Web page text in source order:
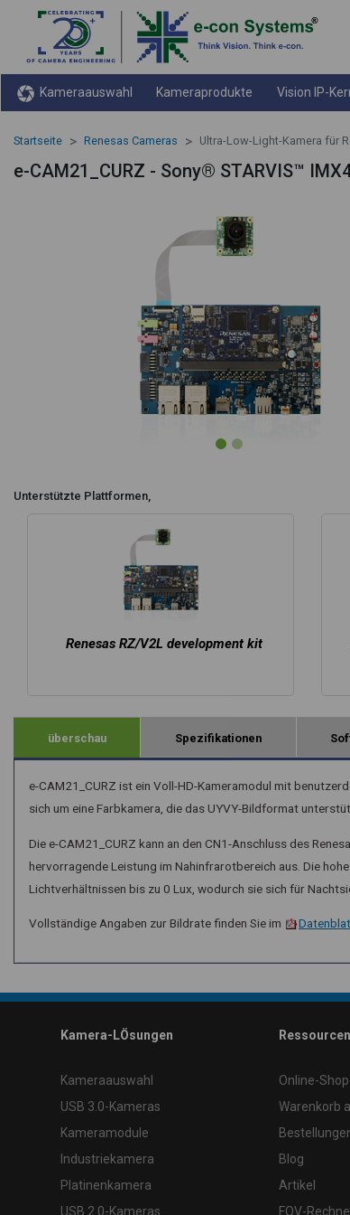
Kameraauswahl Kameraprodukte Vision IP-
Startseite Renesas Cameras Ultra-Low-Light-Kamera für
e-CAM21_CURZ - Sony® STARVIS™
Unterstützte Plattformen,
Renesas RZ/V2L development kit
überschau Spezifikationen
e-CAM21_CURZ ist ein Voll-HD-Kameramodul mit
sich um eine Farbkamera, die das UYVY-Bildformat
Die e-CAM21_CURZ kann an den CN1-Anschluss des
hervorragende Leistung im Nahinfrarotbereich aus. Die
Lichtverhältnissen bis zu 0 Lux, wodurch sie sich für
Vollständige Angaben zur Bildrate finden Sie im
Kamera-LÖsungen
Kameraauswahl
USB 3.0-Kameras
Kameramodule
Industriekamera
Platinenkamera
USB 2.0-Kameras
Ressourcen
Online-Shop
Warenkorb
Blog
Artikel
FOV-
\